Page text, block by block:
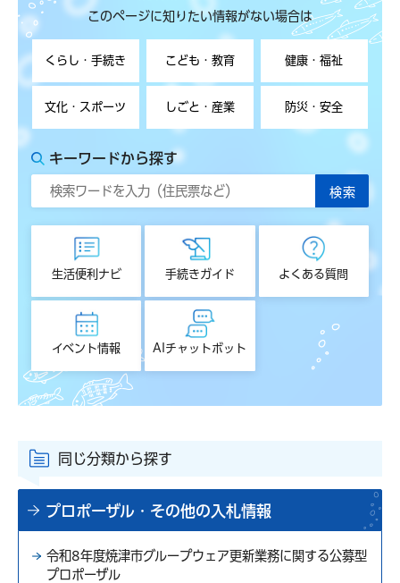
このページに知りたい情報がない場合は
くらし・手続き こども・教育 健康・福祉
文化・スポーツ しごと・産業 防災・安全
キーワードから探す
生活便利ナビ 手続きガイド よくある質問
イベント情報 AIチャットボット
同じ分類から探す
プロポーザル・その他の入札情報
令和8年度焼津市グループウェア更新業務に関する公募型
プロポーザル